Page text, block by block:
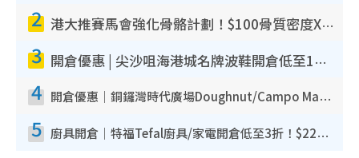
2 港大推賽馬會強化骨骼計劃！$100骨質密度X光檢查 完成免費運動訓練送超市禮券！附參加資格
3 開倉優惠 | 尖沙咀海港城名牌波鞋開倉低至1折！On鞋$899起／Joy&Peace鞋履$98起
4 開倉優惠｜銅鑼灣時代廣場Doughnut/Campo Marzio開倉低至1折！背囊、書包、手袋劈價$200起
5 廚具開倉｜特福Tefal廚具/家電開倉低至3折！$220起買平底鍋/炒鑊/湯煲！電飯煲/吸塵機/燙斗$418起